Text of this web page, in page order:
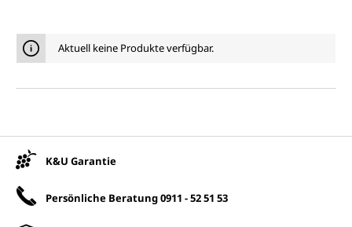
Mollard
Aktuell keine Produkte verfügbar.
K&U Garantie
Persönliche Beratung0911 - 52 51 53